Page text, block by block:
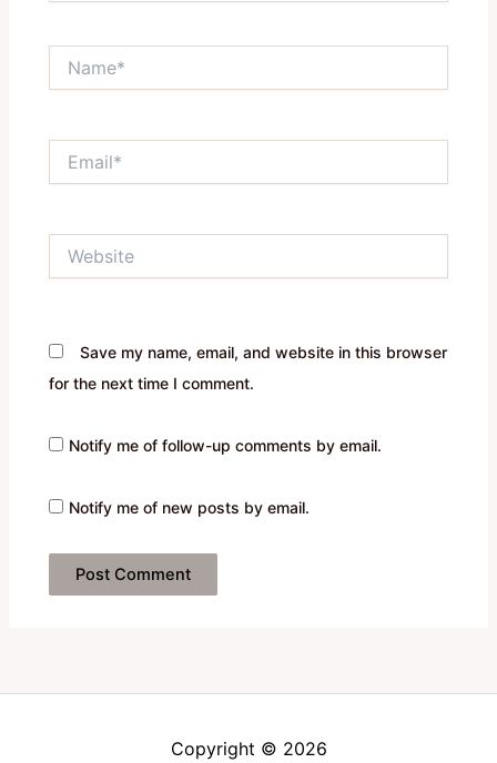
Save my name, email, and website in this browser
for the next time I comment.
Notify me of follow-up comments by email.
Notify me of new posts by email.
Copyright © 2026